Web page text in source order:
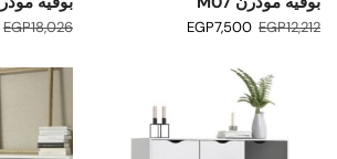
EGP12,212
EGP7,500
EGP18,026